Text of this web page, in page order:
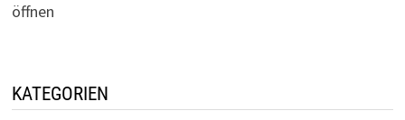
öffnen
KATEGORIEN